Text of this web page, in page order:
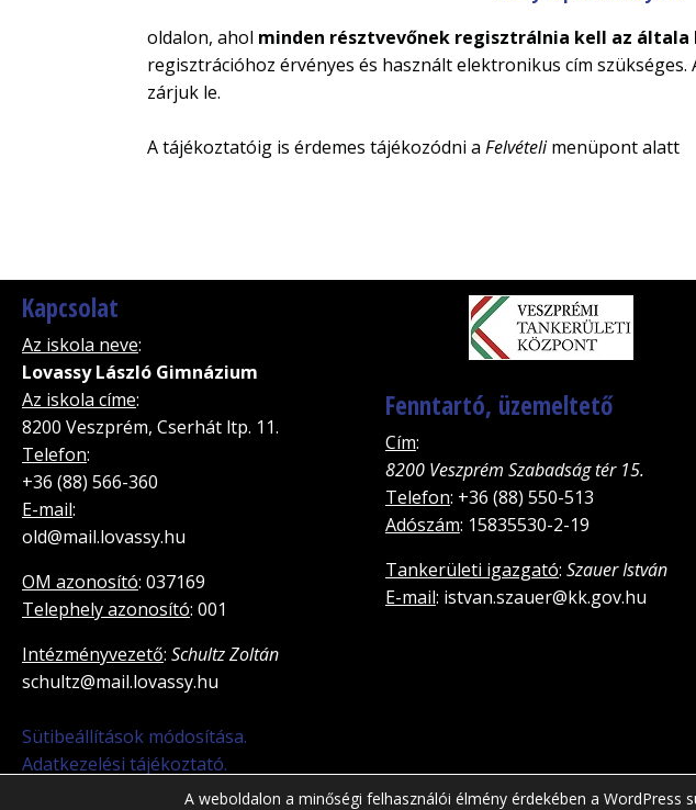
oldalon, ahol minden résztvevőnek regisztrálnia kell az
regisztrációhoz érvényes és használt elektronikus cím
zárjuk le.
A tájékoztatóig is érdemes tájékozódni aFelvételimenüpont alatt
Kapcsolat
Az iskola neve:
Lovassy László Gimnázium
Az iskola címe:
8200 Veszprém, Cserhát ltp. 11.
Telefon:
+36 (88) 566-360
E-mail:
old@mail.lovassy.hu
OM azonosító: 037169
Telephely azonosító: 001
Intézményvezető: Schultz Zoltán
schultz@mail.lovassy.hu
Sütibeállítások módosítása.
Adatkezelési tájékoztató.
Fenntartó, üzemeltető
Cím:
8200 Veszprém Szabadság tér 15.
Telefon: +36 (88) 550-513
Adószám: 15835530-2-19
Tankerületi igazgató: Szauer István
E-mail: istvan.szauer@kk.gov.hu
A weboldalon a minőségi felhasználói élmény érdekében a WordPress